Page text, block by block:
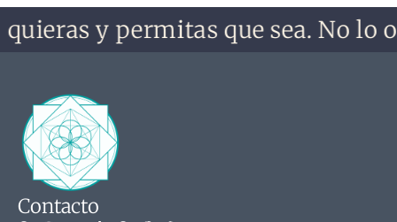
y permitas que sea. No lo
Contacto